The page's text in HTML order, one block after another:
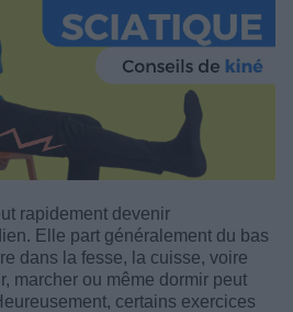
rapidement devenir
Elle part généralement du bas
dans la fesse, la cuisse, voire
marcher ou même dormir peut
certains exercices